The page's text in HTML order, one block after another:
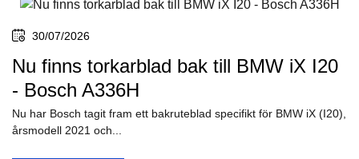
30/07/2026
Nu finns torkarblad bak till BMW iX I20
- Bosch A336H
Nu har Bosch tagit fram ett bakruteblad specifikt för BMW iX (I20),
årsmodell 2021 och...